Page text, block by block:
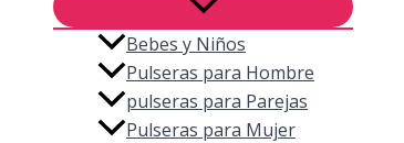
Bebes y Niños
Pulseras para Hombre
pulseras para Parejas
Pulseras para Mujer